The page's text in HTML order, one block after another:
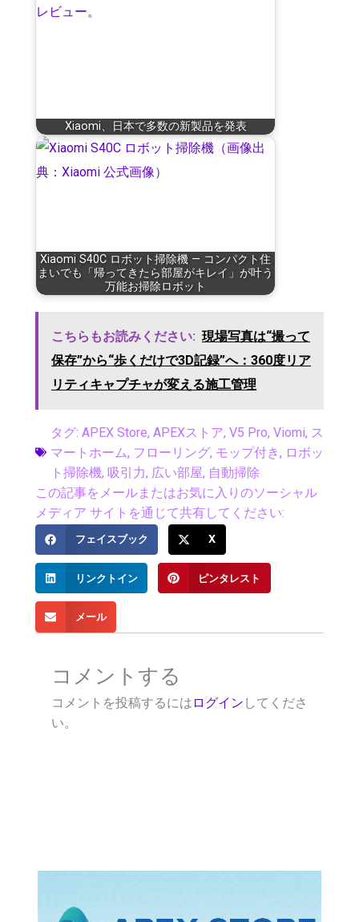
Xiaomi、日本で多数の新製品を発表
Xiaomi S40C ロボット掃除機 — コンパクト住
まいでも「帰ってきたら部屋がキレイ」が叶う
万能お掃除ロボット
こちらもお読みください: 現場写真は“撮って
保存”から“歩くだけで3D記録”へ：360度リア
リティキャプチャが変える施工管理
タグ: APEX Store, APEXストア, V5 Pro, Viomi, ス
マートホーム, フローリング, モップ付き, ロボッ
ト掃除機, 吸引力, 広い部屋, 自動掃除
この記事をメールまたはお気に入りのソーシャル
メディア サイトを通じて共有してください:
フェイスブック X
リンクトイン ピンタレスト
メール
コメントする
コメントを投稿するには ログイン してくださ
い。